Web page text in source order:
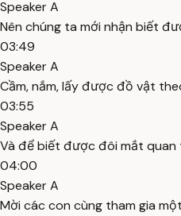
Speaker A
Nên chúng ta mới nhận biết
03:49
Speaker A
Cầm, nắm, lấy được đồ vật
03:55
Speaker A
Và để biết được đôi mắt quan
04:00
Speaker A
Mời các con cùng tham gia